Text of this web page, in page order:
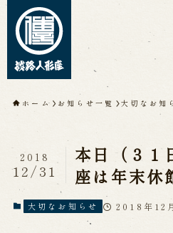
トップページ
淡路人形座につ
淡路人形座とは
座員
人間国宝 故鶴澤友路師
淡路人形座の成り立ち
淡路人形座で研修した
淡路人形浄瑠璃を受け
ホーム お知らせ一覧 大切なお知
本日（３１
座は年末休
2018
12/31
大切なお知らせ 2018年12